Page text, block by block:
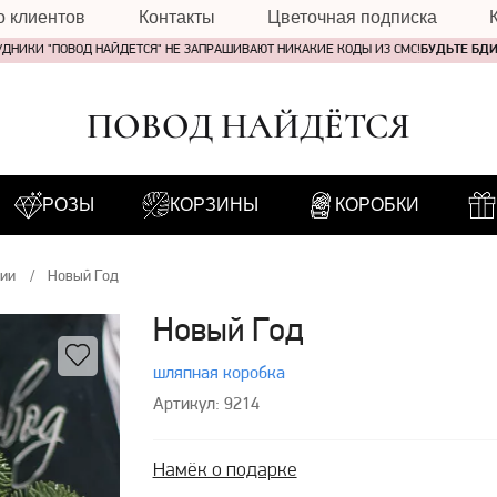
клиентов Контакты Цветочная подписка
"ПОВОД НАЙДЕТСЯ" НЕ ЗАПРАШИВАЮТ НИКАКИЕ КОДЫ ИЗ СМС! БУДЬТЕ
ПОВОД НАЙДЁТСЯ
РОЗЫ КОРЗИНЫ КОРОБКИ
Новый Год
Новый Год
шляпная коробка
Артикул: 9214
Намёк о подарке